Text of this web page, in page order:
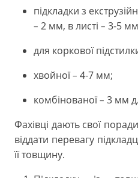
підкладки з
– 2 мм, в листі – 3-5
для коркової
хвойної – 4-7 мм;
комбінованої – 3 мм
Фахівці дають свої
віддати перевагу
її товщину.